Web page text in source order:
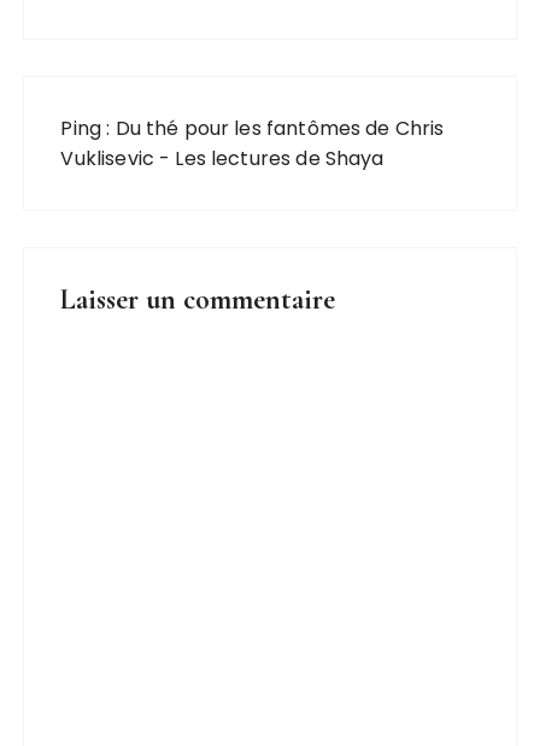
Ping : Du thé pour les fantômes de Chris
Vuklisevic - Les lectures de Shaya
Laisser un commentaire